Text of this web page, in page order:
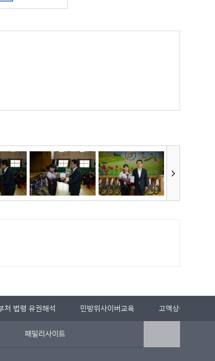
처 법령 유권해석 민방위사이버교육 고액상습체납자
패밀리사이트